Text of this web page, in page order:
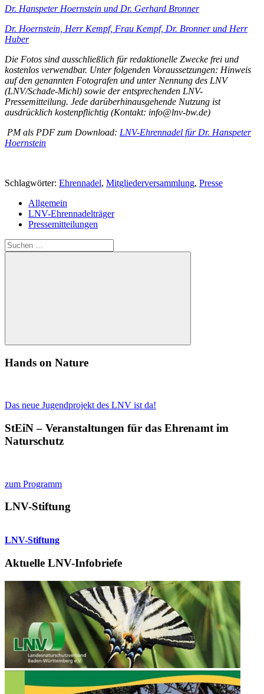
Dr. Hanspeter Hoernstein und Dr. Gerhard Bronner
Dr. Hoernstein, Herr Kempf, Frau Kempf, Dr. Bronner und Herr
Huber
Die Fotos sind ausschließlich für redaktionelle Zwecke frei und
kostenlos verwendbar. Unter folgenden Voraussetzungen: Hinweis
auf den genannten Fotografen und unter Nennung des LNV
(LNV/Schade-Michl) sowie der entsprechenden LNV-
Pressemitteilung. Jede darüberhinausgehende Nutzung ist
ausdrücklich kostenpflichtig (Kontakt: info@lnv-bw.de)
PM als PDF zum Download: LNV-Ehrennadel für Dr. Hanspeter
Hoernstein
Schlagwörter: Ehrennadel, Mitgliederversammlung, Presse
Allgemein
LNV-Ehrennadelträger
Pressemitteilungen
Suchen
nach:
Suchen
Hands on Nature
Das neue Jugendprojekt des LNV ist da!
StEiN – Veranstaltungen für das Ehrenamt im
Naturschutz
zum Programm
LNV-Stiftung
LNV-Stiftung
Aktuelle LNV-Infobriefe